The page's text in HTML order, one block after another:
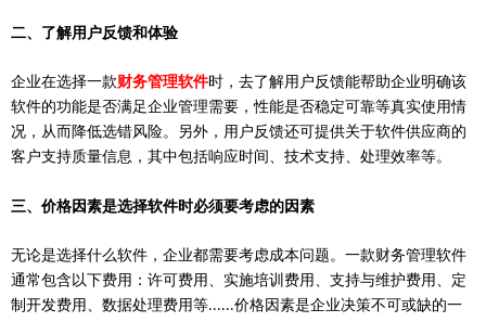
二、 了解用户反馈和体验
企业在选择一款财务管理软件时，去了解用户反馈能帮助企业明确该
软件的功能是否满足企业管理需要，性能是否稳定可靠等真实使用情
况，从而降低选错风险。另外，用户反馈还可提供关于软件供应商的
客户支持质量信息，其中包括响应时间、技术支持、处理效率等。
三、 价格因素是选择软件时必须要考虑的因素
无论是选择什么软件，企业都需要考虑成本问题。一款财务管理软件
通常包含以下费用：许可费用、实施培训费用、支持与维护费用、定
制开发费用、数据处理费用等......价格因素是企业决策不可或缺的一